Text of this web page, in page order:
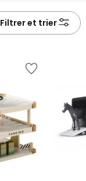
Filtrer et trier